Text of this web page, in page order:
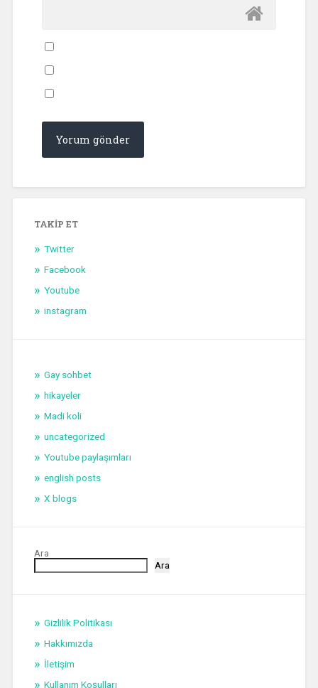
TAKIP ET
Twitter
Facebook
Youtube
instagram
Gay sohbet
hikayeler
Madi koli
uncategorized
Youtube paylaşımları
english posts
X blogs
Ara
Ara
Gizlilik Politikası
Hakkımızda
İletişim
Kullanım Koşulları